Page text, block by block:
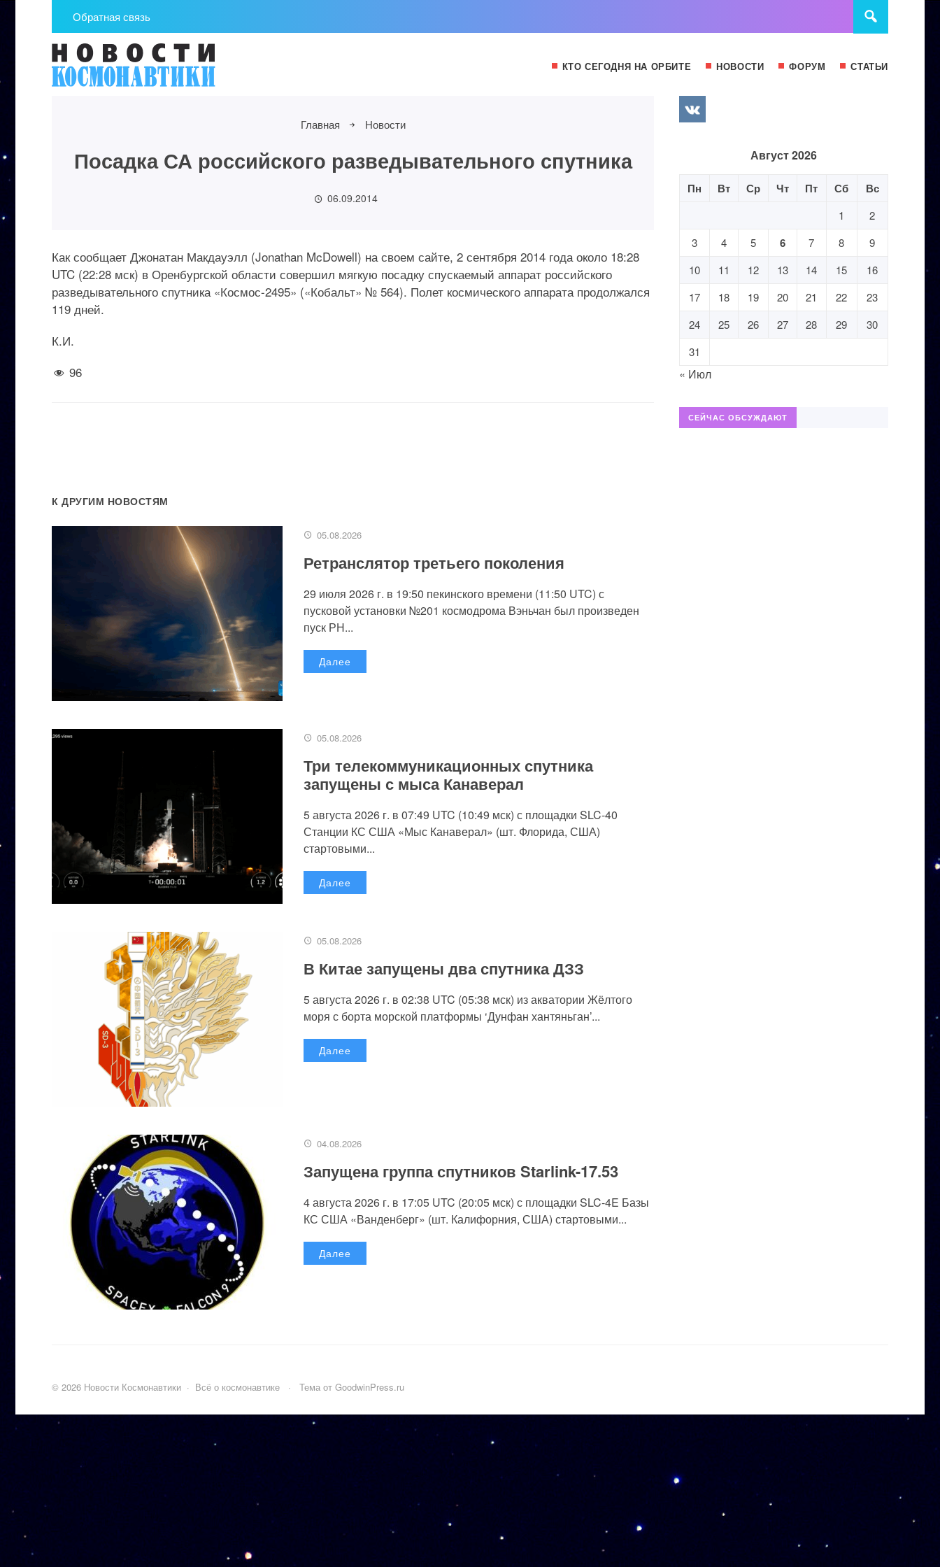
Обратная связь
КТО СЕГОДНЯ НА ОРБИТЕ НОВОСТИ ФОРУМ СТАТЬИ
Главная Новости
Посадка СА российского разведывательного спутника
06.09.2014
Как сообщает Джонатан Макдауэлл (Jonathan McDowell) на своем сайте, 2 сентября 2014 года около 18:28
UTC (22:28 мск) в Оренбургской области совершил мягкую посадку спускаемый аппарат российского
разведывательного спутника «Космос-2495» («Кобальт» № 564). Полет космического аппарата продолжался
119 дней.
К.И.
96
К ДРУГИМ НОВОСТЯМ
05.08.2026
Ретранслятор третьего поколения
29 июля 2026 г. в 19:50 пекинского времени (11:50 UTC) с
пусковой установки №201 космодрома Вэньчан был произведен
пуск РН...
Далее
05.08.2026
Три телекоммуникационных спутника
запущены с мыса Канаверал
5 августа 2026 г. в 07:49 UTC (10:49 мск) с площадки SLC-40
Станции КС США «Мыс Канаверал» (шт. Флорида, США)
стартовыми...
Далее
05.08.2026
В Китае запущены два спутника ДЗЗ
5 августа 2026 г. в 02:38 UTC (05:38 мск) из акватории Жёлтого
моря с борта морской платформы ‘Дунфан хантяньган’...
Далее
04.08.2026
Запущена группа спутников Starlink-17.53
4 августа 2026 г. в 17:05 UTC (20:05 мск) с площадки SLC-4E Базы
КС США «Ванденберг» (шт. Калифорния, США) стартовыми...
Далее
Август 2026
Пн Вт Ср Чт Пт Сб Вс
1
2
3
4 5 6 7 8
9
10
11 12 13 14 15
16
17
18 19 20 21 22
23
24
25 26 27 28 29
30
31
« Июл
СЕЙЧАС ОБСУЖДАЮТ
© 2026 Новости Космонавтики · Всё о космонавтике · Тема от GoodwinPress.ru